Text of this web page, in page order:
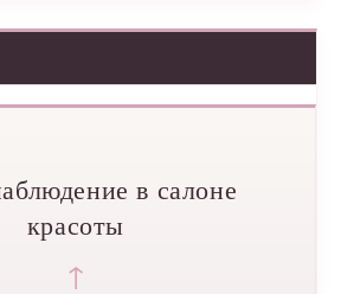
в салоне
красоты
↑